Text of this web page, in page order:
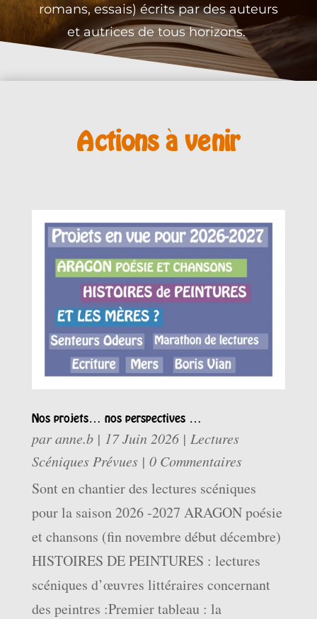
romans, essais) écrits par des auteurs
et autrices de tous horizons.
Actions à venir
Nos projets… nos perspectives …
paranne.b| 17 Juin 2026| Lectures
Scéniques Prévues| 0 Commentaires
Sont en chantier des lectures scéniques
pour la saison 2026 -2027 ARAGON poésie
et chansons (fin novembre début décembre)
HISTOIRES DE PEINTURES : lectures
scéniques d’œuvres littéraires concernant
des peintres :Premier tableau : la